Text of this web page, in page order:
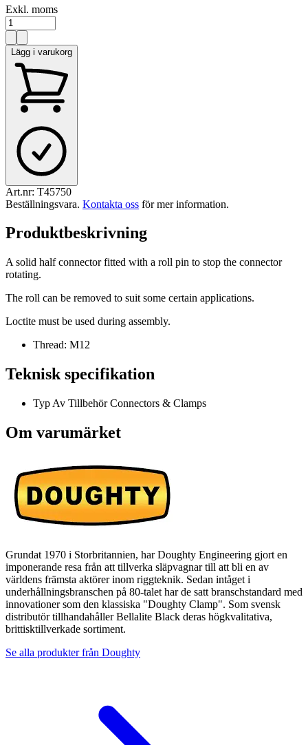
Exkl. moms
Lägg i varukorg
Art.nr: T45750
Beställningsvara. Kontakta oss för mer information.
Produktbeskrivning
A solid half connector fitted with a roll pin to stop the connector
rotating.
The roll can be removed to suit some certain applications.
Loctite must be used during assembly.
Thread: M12
Teknisk specifikation
Typ Av TillbehörConnectors & Clamps
Om varumärket
Grundat 1970 i Storbritannien, har Doughty Engineering gjort en
imponerande resa från att tillverka släpvagnar till att bli en av
världens främsta aktörer inom riggteknik. Sedan intåget i
underhållningsbranschen på 80-talet har de satt branschstandard med
innovationer som den klassiska "Doughty Clamp". Som svensk
distributör tillhandahåller Bellalite Black deras högkvalitativa,
brittisktillverkade sortiment.
Se alla produkter från Doughty